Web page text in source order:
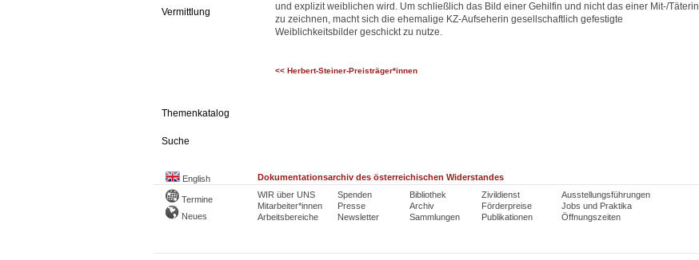
Vermittlung
Themenkatalog
Suche
und explizit weiblichen wird. Um schließlich das Bild einer Gehilfin und nicht das einer Mit-/Täterin
zu zeichnen, macht sich die ehemalige KZ-Aufseherin gesellschaftlich gefestigte
Weiblichkeitsbilder geschickt zu nutze.
<< Herbert-Steiner-Preisträger*innen
English Dokumentationsarchiv des österreichischen Widerstandes
Termine
Neues
WIR über UNS
Mitarbeiter*innen
Arbeitsbereiche
Spenden
Presse
Newsletter
Bibliothek
Archiv
Sammlungen
Zivildienst
Förderpreise
Publikationen
Ausstellungsführungen
Jobs und Praktika
Öffnungszeiten